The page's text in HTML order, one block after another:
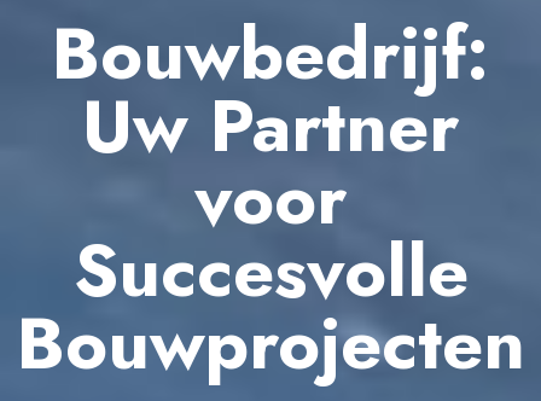
Bouwbedrijf:
Uw Partner
voor
Succesvolle
Bouwprojecten